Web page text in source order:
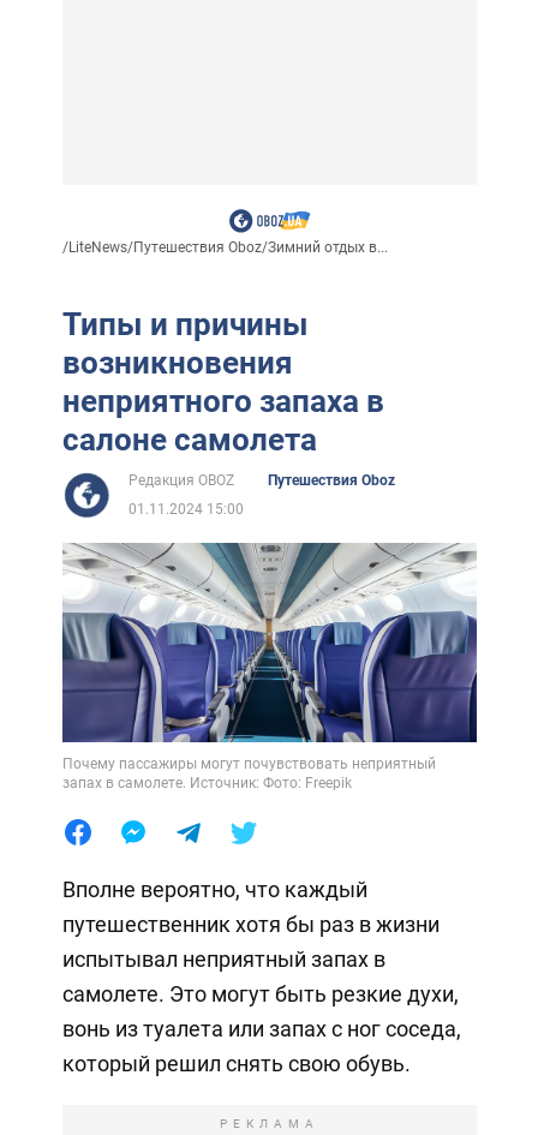
/LiteNews/Путешествия Oboz/Зимний отдых в...
Типы и причины
возникновения
неприятного запаха в
салоне самолета
Редакция OBOZ
Путешествия Oboz
01.11.2024 15:00
Почему пассажиры могут почувствовать неприятный
запах в самолете. Источник: Фото: Freepik
Вполне вероятно, что каждый
путешественник хотя бы раз в жизни
испытывал неприятный запах в
самолете. Это могут быть резкие духи,
вонь из туалета или запах с ног соседа,
который решил снять свою обувь.
РЕКЛАМА